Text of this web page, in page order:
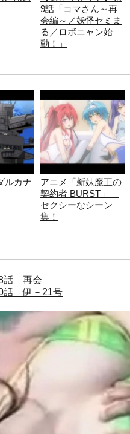
9話「コマさん～再
会編～／妖怪セミま
る／ロボニャン始
動！」
ルカナ
アニメ「新妹魔王の
契約者 BURST」
セクシーなシーン
集！
話 再会
話 伊－21号